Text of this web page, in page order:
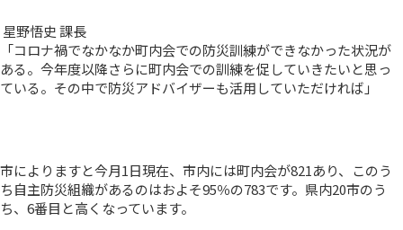
星野悟史 課長
「コロナ禍でなかなか町内会での防災訓練ができなかった状況が
ある。今年度以降さらに町内会での訓練を促していきたいと思っ
ている。その中で防災アドバイザーも活用していただければ」
市によりますと今月1日現在、市内には町内会が821あり、このう
ち自主防災組織があるのはおよそ95％の783です。県内20市のう
ち、6番目と高くなっています。